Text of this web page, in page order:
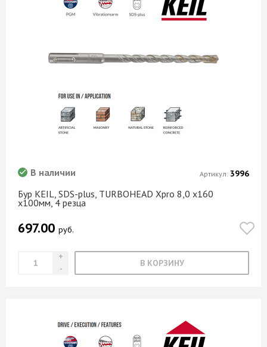
Бур KEIL, SDS-plus, TURBOHEAD Xpro 8,0 х160
х100мм, 4 резца
В наличии
697.00 руб.
В КОРЗИНУ
Артикул: 3996